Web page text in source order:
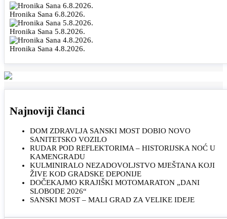
Hronika Sana 6.8.2026.
Hronika Sana 5.8.2026.
Hronika Sana 4.8.2026.
Najnoviji članci
DOM ZDRAVLJA SANSKI MOST DOBIO NOVO
SANITETSKO VOZILO
RUDAR POD REFLEKTORIMA – HISTORIJSKA NOĆ U
KAMENGRADU
KULMINIRALO NEZADOVOLJSTVO MJEŠTANA KOJI
ŽIVE KOD GRADSKE DEPONIJE
DOČEKAJMO KRAJIŠKI MOTOMARATON „DANI
SLOBODE 2026“
SANSKI MOST – MALI GRAD ZA VELIKE IDEJE